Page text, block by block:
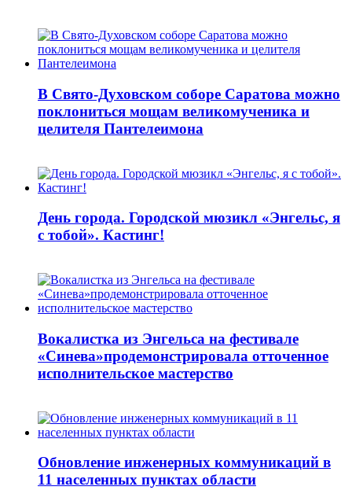
В Свято-Духовском соборе Саратова можно
поклониться мощам великомученика и
целителя Пантелеимона
День города. Городской мюзикл «Энгельс, я
с тобой». Кастинг!
Вокалистка из Энгельса на фестивале
«Синева»продемонстрировала отточенное
исполнительское мастерство
Обновление инженерных коммуникаций в
11 населенных пунктах области